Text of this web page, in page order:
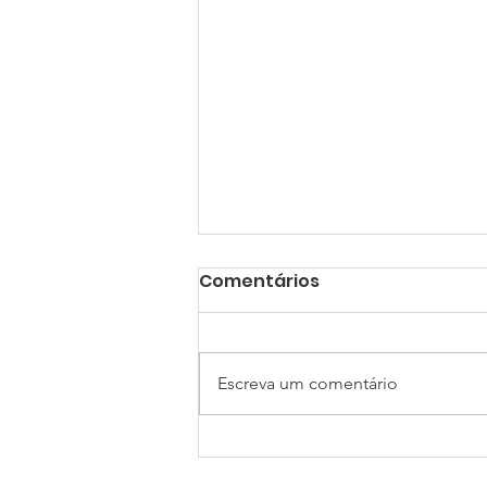
49º Congresso Brasileiro
Comentários
Escreva um comentário